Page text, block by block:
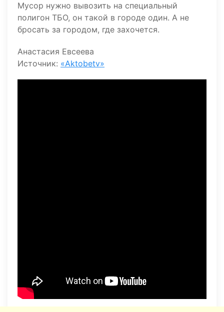
Мусор нужно вывозить на специальный
полигон ТБО, он такой в городе один. А не
бросать за городом, где захочется.
Анастасия Евсеева
Источник: «Aktobetv»